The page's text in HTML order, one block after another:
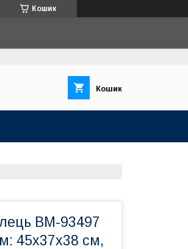
Кошик
Кошик
BM-93497
45х37х38 см,